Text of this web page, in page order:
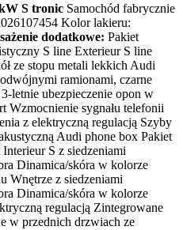
S tronic Samochód fabrycznie
Kolor lakieru:
dodatkowe: Pakiet
S line Exterieur S line
ze stopu metali lekkich Audi
ramionami, czarne
letnie ubezpieczenie opon w
Wzmocnienie sygnału telefonii
z elektryczną regulacją Szyby
Audi phone box Pakiet
S z siedzeniami
Dinamica/skóra w kolorze
Wnętrze z siedzeniami
Dinamica/skóra w kolorze
regulacją Zintegrowane
w przednich drzwiach ze